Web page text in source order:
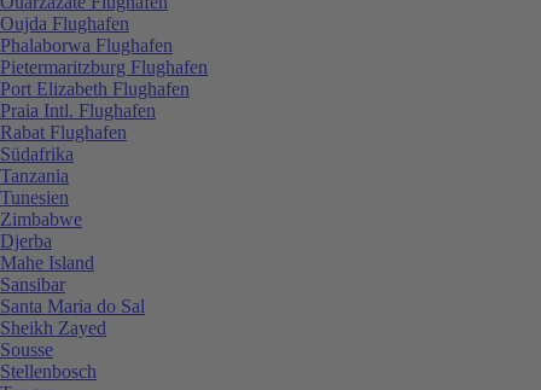
Oujda Flughafen
Phalaborwa Flughafen
Pietermaritzburg Flughafen
Port Elizabeth Flughafen
Praia Intl. Flughafen
Rabat Flughafen
Südafrika
Tanzania
Tunesien
Zimbabwe
Djerba
Mahe Island
Sansibar
Santa Maria do Sal
Sheikh Zayed
Sousse
Stellenbosch